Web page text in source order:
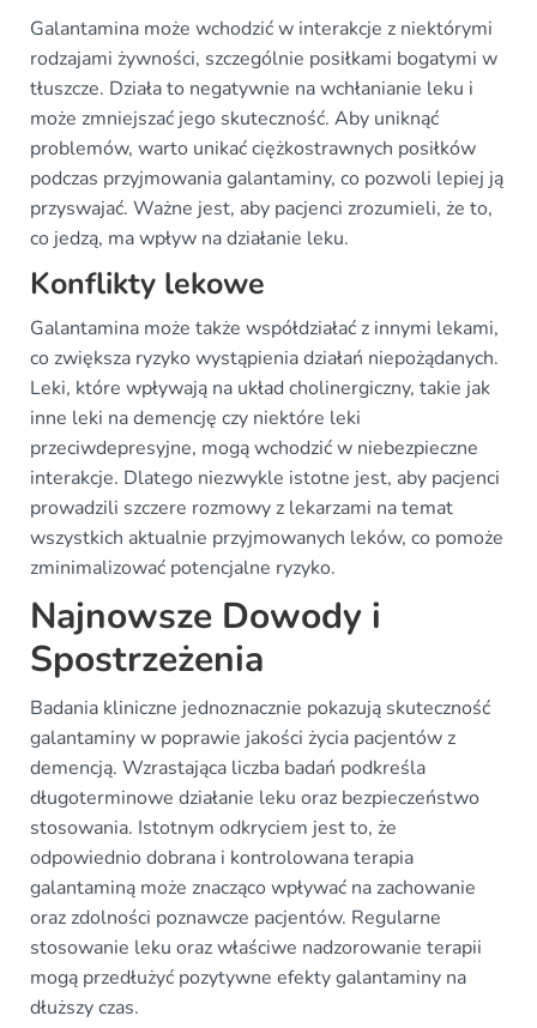
Galantamina może wchodzić w interakcje z niektórymi
rodzajami żywności, szczególnie posiłkami bogatymi w
tłuszcze. Działa to negatywnie na wchłanianie leku i
może zmniejszać jego skuteczność. Aby uniknąć
problemów, warto unikać ciężkostrawnych posiłków
podczas przyjmowania galantaminy, co pozwoli lepiej ją
przyswajać. Ważne jest, aby pacjenci zrozumieli, że to,
co jedzą, ma wpływ na działanie leku.
Konflikty lekowe
Galantamina może także współdziałać z innymi lekami,
co zwiększa ryzyko wystąpienia działań niepożądanych.
Leki, które wpływają na układ cholinergiczny, takie jak
inne leki na demencję czy niektóre leki
przeciwdepresyjne, mogą wchodzić w niebezpieczne
interakcje. Dlatego niezwykle istotne jest, aby pacjenci
prowadzili szczere rozmowy z lekarzami na temat
wszystkich aktualnie przyjmowanych leków, co pomoże
zminimalizować potencjalne ryzyko.
Najnowsze Dowody i
Spostrzeżenia
Badania kliniczne jednoznacznie pokazują skuteczność
galantaminy w poprawie jakości życia pacjentów z
demencją. Wzrastająca liczba badań podkreśla
długoterminowe działanie leku oraz bezpieczeństwo
stosowania. Istotnym odkryciem jest to, że
odpowiednio dobrana i kontrolowana terapia
galantaminą może znacząco wpływać na zachowanie
oraz zdolności poznawcze pacjentów. Regularne
stosowanie leku oraz właściwe nadzorowanie terapii
mogą przedłużyć pozytywne efekty galantaminy na
dłuższy czas.